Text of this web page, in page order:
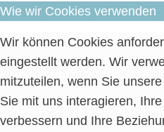
Wie wir Cookies verwenden
Wir können Cookies
eingestellt werden. Wir
mitzuteilen, wenn Sie
Sie mit uns interagieren,
verbessern und Ihre